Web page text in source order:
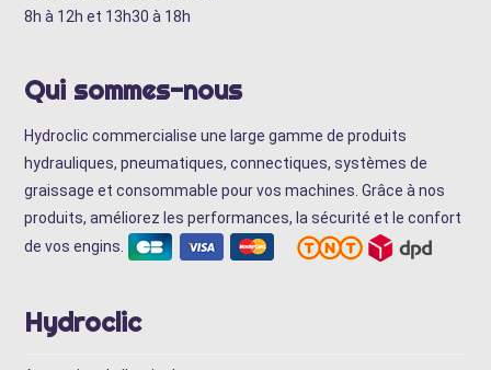
8h à 12h et 13h30 à 18h
Qui sommes-nous
Hydroclic commercialise une large gamme de produits
hydrauliques, pneumatiques, connectiques, systèmes de
graissage et consommable pour vos machines. Grâce à nos
produits, améliorez les performances, la sécurité et le confort
de vos engins.
Hydroclic